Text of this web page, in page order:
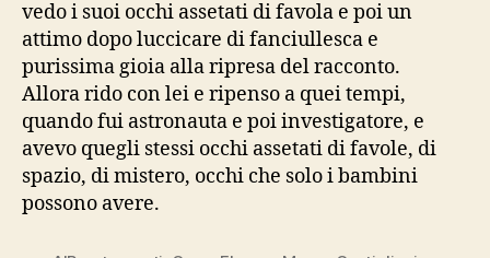
vedo i suoi occhi assetati di favola e poi un
attimo dopo luccicare di fanciullesca e
purissima gioia alla ripresa del racconto.
Allora rido con lei e ripenso a quei tempi,
quando fui astronauta e poi investigatore, e
avevo quegli stessi occhi assetati di favole, di
spazio, di mistero, occhi che solo i bambini
possono avere.